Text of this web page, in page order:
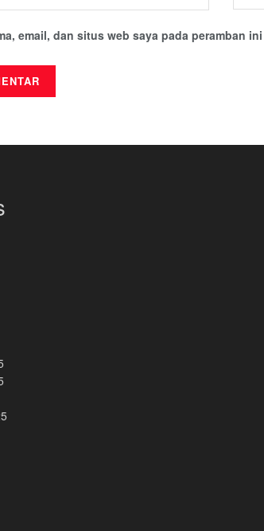
email, dan situs web saya pada peramban